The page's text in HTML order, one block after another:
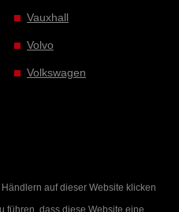
Vauxhall
Volvo
Volkswagen
auf dieser Website klicken
führen, dass diese Website eine